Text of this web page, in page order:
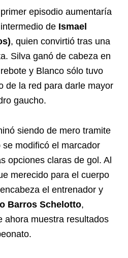
episodio aumentaría
de Ismael
, quien convirtió tras una
Silva ganó de cabeza en
y Blanco sólo tuvo
de la red para darle mayor
gaucho.
siendo de mero tramite
modificó el marcador
opciones claras de gol. Al
merecido para el cuerpo
el entrenador y
Barros Schelotto,
ahora muestra resultados